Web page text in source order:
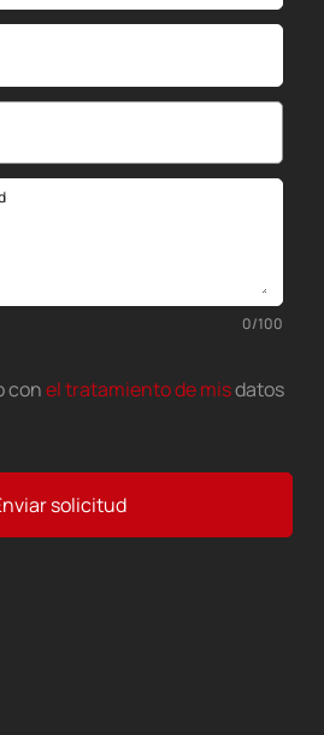
0/100
conel tratamiento de misdatos
solicitud